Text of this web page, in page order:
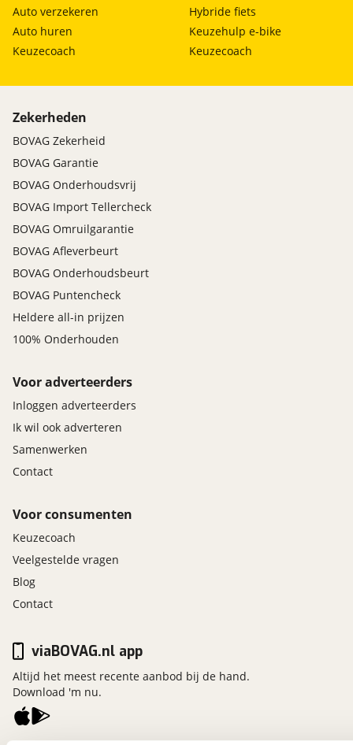
Auto verzekeren
Auto huren
Keuzecoach
Hybride fiets
Keuzehulp e-bike
Keuzecoach
Zekerheden
BOVAG Zekerheid
BOVAG Garantie
BOVAG Onderhoudsvrij
BOVAG Import Tellercheck
BOVAG Omruilgarantie
BOVAG Afleverbeurt
BOVAG Onderhoudsbeurt
BOVAG Puntencheck
Heldere all-in prijzen
100% Onderhouden
Voor adverteerders
Inloggen adverteerders
Ik wil ook adverteren
Samenwerken
Contact
Voor consumenten
Keuzecoach
Veelgestelde vragen
Blog
Contact
viaBOVAG.nl app
Altijd het meest recente aanbod bij de hand.
Download 'm nu.